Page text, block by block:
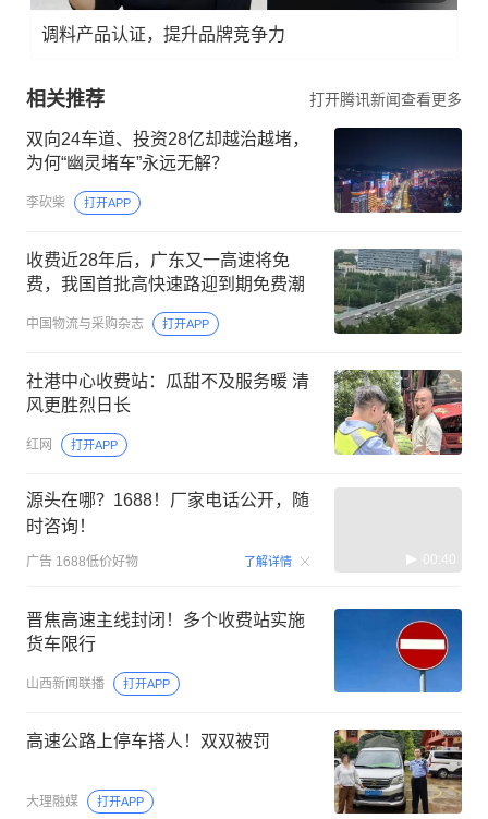
调料产品认证，提升品牌竞争力
相关推荐 打开腾讯新闻查看更多
双向24车道、投资28亿却越治越堵，
为何“幽灵堵车”永远无解？
李砍柴 打开APP
收费近28年后，广东又一高速将免
费，我国首批高快速路迎到期免费潮
中国物流与采购杂志 打开APP
社港中心收费站：瓜甜不及服务暖 清
风更胜烈日长
红网 打开APP
源头在哪？1688！厂家电话公开，随
时咨询！
广告 1688低价好物 了解详情 00:40
晋焦高速主线封闭！多个收费站实施
货车限行
山西新闻联播 打开APP
高速公路上停车搭人！双双被罚
大理融媒 打开APP